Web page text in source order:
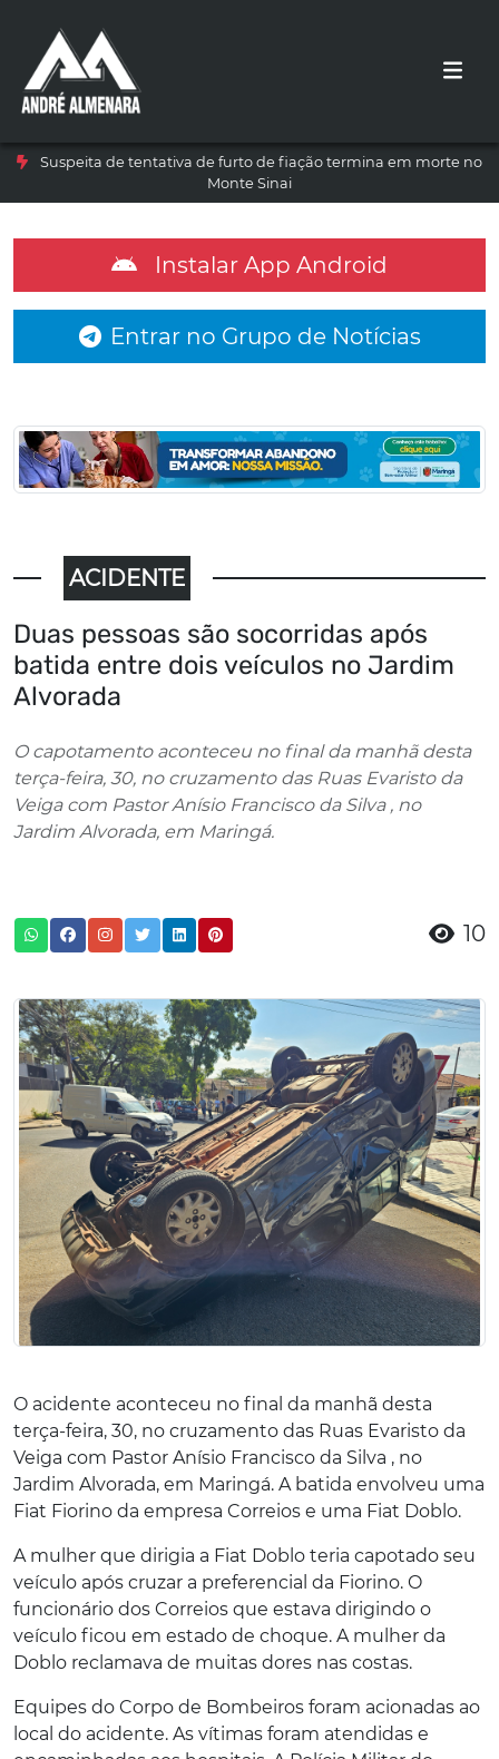
Suspeita de tentativa de furto de fiação termina em morte no
Monte Sinai
Instalar App Android
Entrar no Grupo de Notícias
ACIDENTE
Duas pessoas são socorridas após
batida entre dois veículos no Jardim
Alvorada
O capotamento aconteceu no final da manhã desta
terça-feira, 30, no cruzamento das Ruas Evaristo da
Veiga com Pastor Anísio Francisco da Silva , no
Jardim Alvorada, em Maringá.
10
O acidente aconteceu no final da manhã desta
terça-feira, 30, no cruzamento das Ruas Evaristo da
Veiga com Pastor Anísio Francisco da Silva , no
Jardim Alvorada, em Maringá. A batida envolveu uma
Fiat Fiorino da empresa Correios e uma Fiat Doblo.
A mulher que dirigia a Fiat Doblo teria capotado seu
veículo após cruzar a preferencial da Fiorino. O
funcionário dos Correios que estava dirigindo o
veículo ficou em estado de choque. A mulher da
Doblo reclamava de muitas dores nas costas.
Equipes do Corpo de Bombeiros foram acionadas ao
local do acidente. As vítimas foram atendidas e